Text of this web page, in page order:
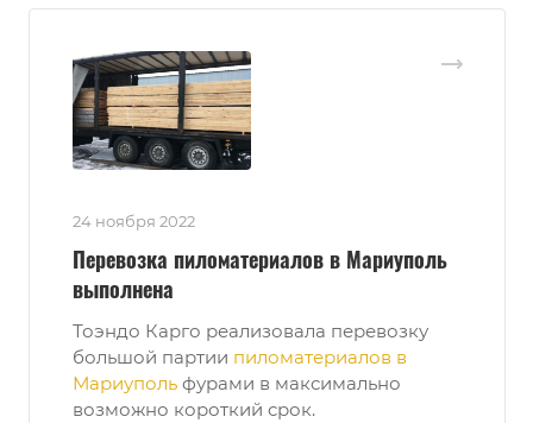
24 ноября 2022
Перевозка пиломатериалов в Мариуполь
выполнена
Тоэндо Карго реализовала перевозку
большой партии пиломатериалов в
Мариуполь фурами в максимально
возможно короткий срок.